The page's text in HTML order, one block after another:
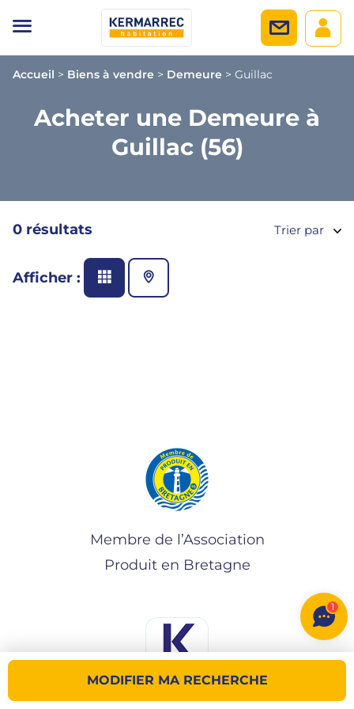
Accueil > Biens à vendre > Demeure > Guillac
Acheter une Demeure à
Guillac (56)
MODIFIER MA RECHERCHE
0 résultats Trier par
Afficher :
Membre de l’Association
Produit en Bretagne
1